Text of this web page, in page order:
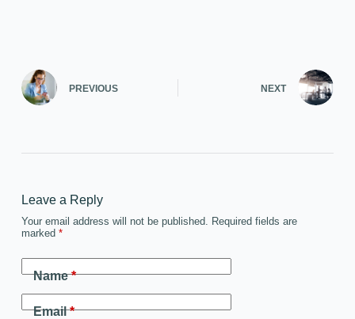
PREVIOUS NEXT
Leave a Reply
Your email address will not be published. Required fields are
marked *
Name*
Email*